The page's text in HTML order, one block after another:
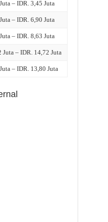
– IDR. 3,45 Juta
– IDR. 6,90 Juta
– IDR. 8,63 Juta
Juta – IDR. 14,72 Juta
– IDR. 13,80 Juta